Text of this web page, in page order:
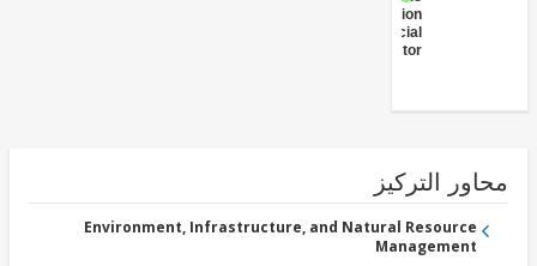
Administration
- Financial
التركيز
Environment, Infrastructure, and Natural Resource
Management